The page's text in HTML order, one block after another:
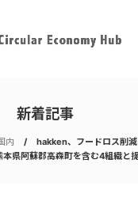
新着記事
内
hakken、フードロス削
本県阿蘇郡高森町を含む4組織と